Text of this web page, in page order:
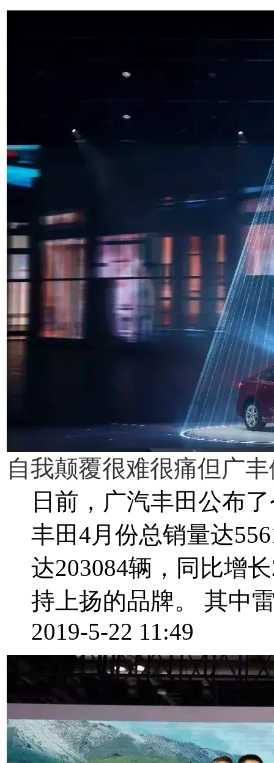
自我颠覆很难很痛但广
日前，广汽丰田公布
丰田4月份总销量达
达203084辆，同比增
持上扬的品牌。 其中
2019-5-22 11:49